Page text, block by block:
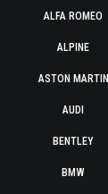
ALFA ROMEO
ALPINE
ASTON MARTIN
AUDI
BENTLEY
BMW